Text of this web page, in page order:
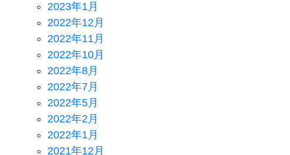
2023年1月
2022年12月
2022年11月
2022年10月
2022年8月
2022年7月
2022年5月
2022年2月
2022年1月
2021年12月